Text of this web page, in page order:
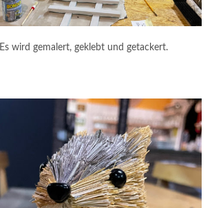
Es wird gemalert, geklebt und getackert.